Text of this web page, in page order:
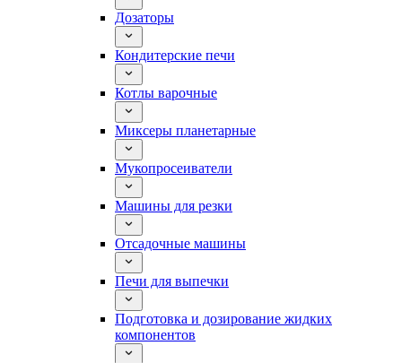
Дозаторы
Кондитерские печи
Котлы варочные
Миксеры планетарные
Мукопросеиватели
Машины для резки
Отсадочные машины
Печи для выпечки
Подготовка и дозирование жидких
компонентов